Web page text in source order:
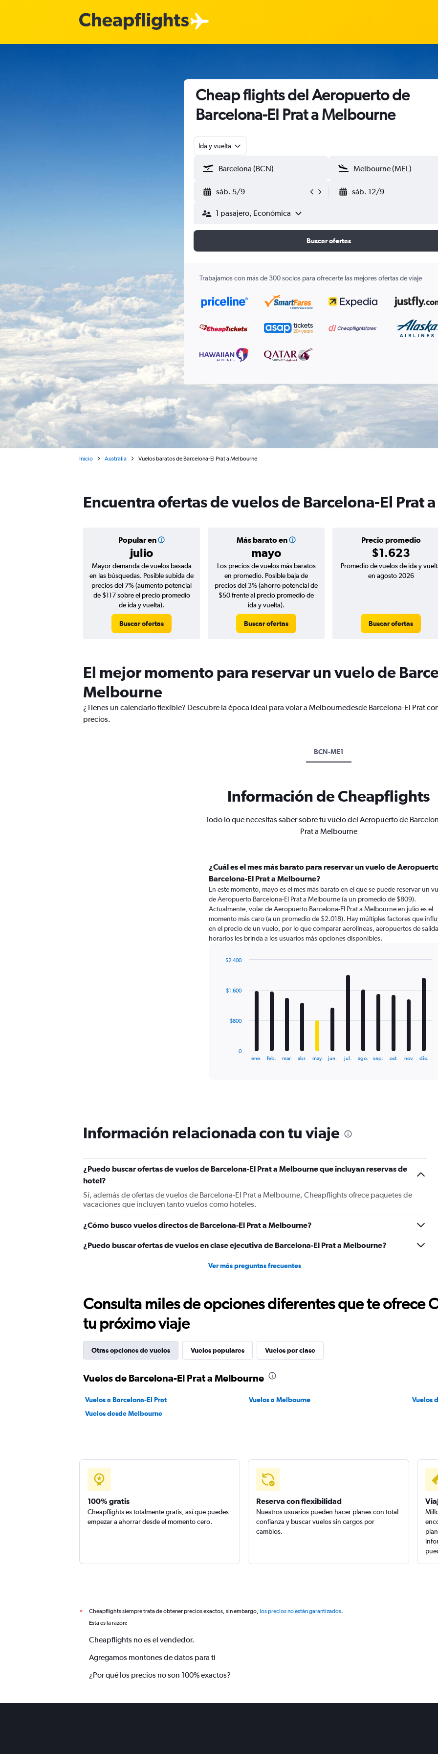
Cheap flights del Aeropuerto de
Barcelona-El Prat a Melbourne
Ida y vuelta
sáb. 5/9 sáb. 12/9
1 pasajero, Económica
Buscar ofertas
Trabajamos con más de 300 socios para ofrecerte las mejores ofertas de viaje
Inicio Australia Vuelos baratos de Barcelona-El Prat a Melbourne
Encuentra ofertas de vuelos de Barcelona-El Prat
Popular en
julio
Más barato en
mayo
Precio promedio
$1.623
Mayor demanda de vuelos basada
en las búsquedas. Posible subida de
precios del 7% (aumento potencial
de $117 sobre el precio promedio
de ida y vuelta).
Buscar ofertas
Los precios de vuelos más baratos
en promedio. Posible baja de
precios del 3% (ahorro potencial de
$50 frente al precio promedio de
ida y vuelta).
Buscar ofertas
Promedio de vuelos de ida y
en agosto 2026
Buscar ofertas
El mejor momento para reservar un vuelo de
Melbourne
¿Tienes un calendario flexible? Descubre la época ideal para volar a Melbournedesde Barcelona-El Prat
precios.
BCN-ME1
Información de Cheapflights
Todo lo que necesitas saber sobre tu vuelo del Aeropuerto de
Prat a Melbourne
¿Cuál es el mes más barato para reservar un vuelo de
Barcelona-El Prat a Melbourne?
En este momento, mayo es el mes más barato en el que se puede reservar un
de Aeropuerto Barcelona-El Prat a Melbourne (a un promedio de $809).
Actualmente, volar de Aeropuerto Barcelona-El Prat a Melbourne en julio es el
momento más caro (a un promedio de $2.018). Hay múltiples factores que
en el precio de un vuelo, por lo que comparar aerolíneas, aeropuertos de
horarios les brinda a los usuarios más opciones disponibles.
12
The
chart
has
Y
axis
Range:
0
to
2400.
ene. feb. mar. abr. may. jun. jul. ago. sep. oct. nov. dic.
0
$800
$1.600
$2.400
Información relacionada con tu viaje
¿Puedo buscar ofertas de vuelos de Barcelona-El Prat a Melbourne que incluyan reservas de
hotel?
Sí, además de ofertas de vuelos de Barcelona-El Prat a Melbourne, Cheapflights ofrece paquetes de
vacaciones que incluyen tanto vuelos como hoteles.
¿Cómo busco vuelos directos de Barcelona-El Prat a Melbourne?
¿Puedo buscar ofertas de vuelos en clase ejecutiva de Barcelona-El Prat a Melbourne?
Ver más preguntas frecuentes
Consulta miles de opciones diferentes que te ofrece
tu próximo viaje
Otras opciones de vuelos Vuelos populares Vuelos por clase
Vuelos de Barcelona-El Prat a Melbourne
Vuelos a Barcelona-El Prat Vuelos a Melbourne
Vuelos
Vuelos desde Melbourne
100% gratis
Cheapflights es totalmente gratis, así que puedes
empezar a ahorrar desde el momento cero.
Reserva con flexibilidad
Nuestros usuarios pueden hacer planes con total
confianza y buscar vuelos sin cargos por
cambios.
* Cheapflights siempre trata de obtener precios exactos, sin embargo, los precios no están garantizados.
Esta es la razón:
Cheapflights no es el vendedor.
Agregamos montones de datos para ti
¿Por qué los precios no son 100% exactos?